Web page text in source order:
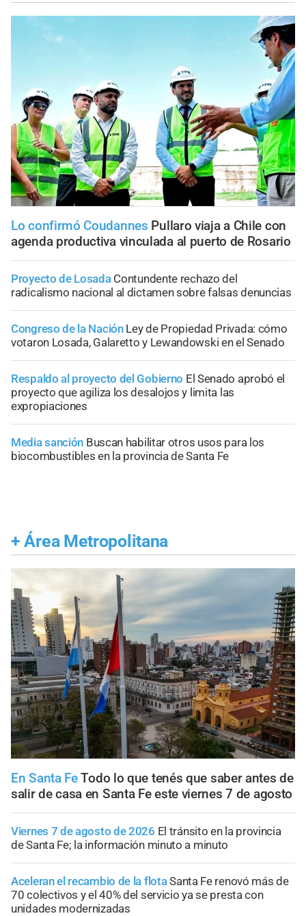
Lo confirmó Coudannes Pullaro viaja a Chile con
agenda productiva vinculada al puerto de Rosario
Proyecto de Losada Contundente rechazo del
radicalismo nacional al dictamen sobre falsas denuncias
Congreso de la Nación Ley de Propiedad Privada: cómo
votaron Losada, Galaretto y Lewandowski en el Senado
Respaldo al proyecto del Gobierno El Senado aprobó el
proyecto que agiliza los desalojos y limita las
expropiaciones
Media sanción Buscan habilitar otros usos para los
biocombustibles en la provincia de Santa Fe
+ Área Metropolitana
En Santa FeTodo lo que tenés que saber antes de
salir de casa en Santa Fe este viernes 7 de agosto
Viernes 7 de agosto de 2026 El tránsito en la provincia
de Santa Fe; la información minuto a minuto
Aceleran el recambio de la flotaSanta Fe renovó más de
70 colectivos y el 40% del servicio ya se presta con
unidades modernizadas